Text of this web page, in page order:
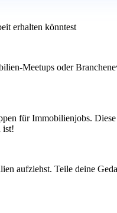
erhalten könntest
Meetups oder
für Immobilienjobs.
ist!
aufziehst. Teile deine